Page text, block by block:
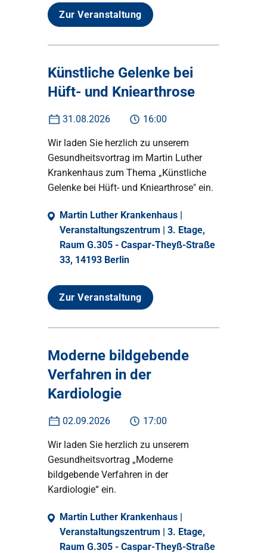
Zur Veranstaltung
Künstliche Gelenke bei
Hüft- und Kniearthrose
31.08.2026 16:00
Wir laden Sie herzlich zu unserem
Gesundheitsvortrag im Martin Luther
Krankenhaus zum Thema „Künstliche
Gelenke bei Hüft- und Kniearthrose" ein.
Martin Luther Krankenhaus |
Veranstaltungszentrum | 3. Etage,
Raum G.305 - Caspar-Theyß-Straße
33, 14193 Berlin
Zur Veranstaltung
Moderne bildgebende
Verfahren in der
Kardiologie
02.09.2026 17:00
Wir laden Sie herzlich zu unserem
Gesundheitsvortrag „Moderne
bildgebende Verfahren in der
Kardiologie“ ein.
Martin Luther Krankenhaus |
Veranstaltungszentrum | 3. Etage,
Raum G.305 - Caspar-Theyß-Straße